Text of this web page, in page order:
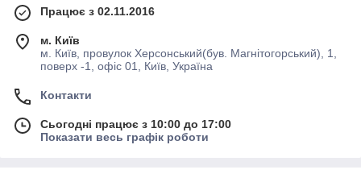
Працює з 02.11.2016
м. Київ
м. Київ, провулок Херсонський(був. Магнітогорський), 1,
поверх -1, офіс 01, Київ, Україна
Контакти
Сьогодні працює з 10:00 до 17:00
Показати весь графік роботи